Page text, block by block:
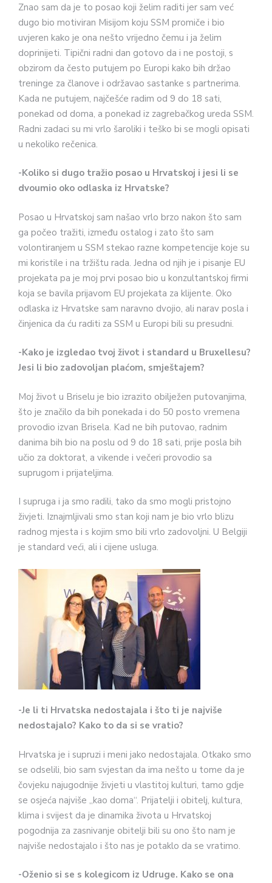
Znao sam da je to posao koji želim raditi jer sam već
dugo bio motiviran Misijom koju SSM promiče i bio
uvjeren kako je ona nešto vrijedno čemu i ja želim
doprinijeti. Tipični radni dan gotovo da i ne postoji, s
obzirom da često putujem po Europi kako bih držao
treninge za članove i održavao sastanke s partnerima.
Kada ne putujem, najčešće radim od 9 do 18 sati,
ponekad od doma, a ponekad iz zagrebačkog ureda SSM.
Radni zadaci su mi vrlo šaroliki i teško bi se mogli opisati
u nekoliko rečenica.
-Koliko si dugo tražio posao u Hrvatskoj i jesi li se
dvoumio oko odlaska iz Hrvatske?
Posao u Hrvatskoj sam našao vrlo brzo nakon što sam
ga počeo tražiti, između ostalog i zato što sam
volontiranjem u SSM stekao razne kompetencije koje su
mi koristile i na tržištu rada. Jedna od njih je i pisanje EU
projekata pa je moj prvi posao bio u konzultantskoj firmi
koja se bavila prijavom EU projekata za klijente. Oko
odlaska iz Hrvatske sam naravno dvojio, ali narav posla i
činjenica da ću raditi za SSM u Europi bili su presudni.
-Kako je izgledao tvoj život i standard u Bruxellesu?
Jesi li bio zadovoljan plaćom, smještajem?
Moj život u Briselu je bio izrazito obilježen putovanjima,
što je značilo da bih ponekada i do 50 posto vremena
provodio izvan Brisela. Kad ne bih putovao, radnim
danima bih bio na poslu od 9 do 18 sati, prije posla bih
učio za doktorat, a vikende i večeri provodio sa
suprugom i prijateljima.
I supruga i ja smo radili, tako da smo mogli pristojno
živjeti. Iznajmljivali smo stan koji nam je bio vrlo blizu
radnog mjesta i s kojim smo bili vrlo zadovoljni. U Belgiji
je standard veći, ali i cijene usluga.
-Je li ti Hrvatska nedostajala i što ti je najviše
nedostajalo? Kako to da si se vratio?
Hrvatska je i supruzi i meni jako nedostajala. Otkako smo
se odselili, bio sam svjestan da ima nešto u tome da je
čovjeku najugodnije živjeti u vlastitoj kulturi, tamo gdje
se osjeća najviše „kao doma“. Prijatelji i obitelj, kultura,
klima i svijest da je dinamika života u Hrvatskoj
pogodnija za zasnivanje obitelji bili su ono što nam je
najviše nedostajalo i što nas je potaklo da se vratimo.
-Oženio si se s kolegicom iz Udruge. Kako se ona